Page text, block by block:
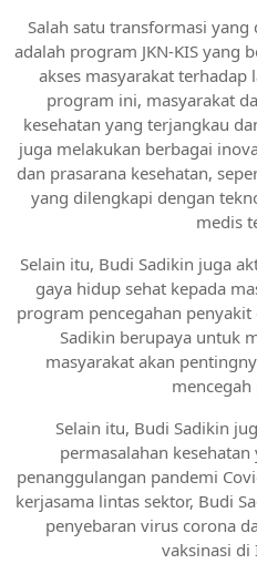
Salah satu transformasi
adalah program JKN-KIS yang
akses masyarakat terhadap
program ini, masyarakat
kesehatan yang terjangkau
juga melakukan berbagai
dan prasarana kesehatan,
yang dilengkapi dengan
medis
Selain itu, Budi Sadikin juga
gaya hidup sehat kepada
program pencegahan
Sadikin berupaya untuk
masyarakat akan
Selain itu, Budi Sadikin
permasalahan
penanggulangan pandemi
kerjasama lintas sektor, Budi
penyebaran virus corona
vaksinasi di